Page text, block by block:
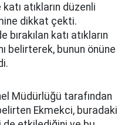
atıkların düzenli
dikkat çekti.
katı atıkların
belirterek, bunun önüne
Müdürlüğü tarafından
Ekmekci, buradaki